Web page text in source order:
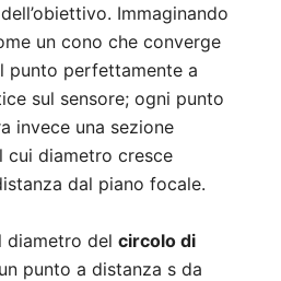
Immaginando
un cono che converge
punto perfettamente a
sul sensore; ogni punto
invece una sezione
cui diametro cresce
dal piano focale.
diametro del circolo di
punto a distanza s da